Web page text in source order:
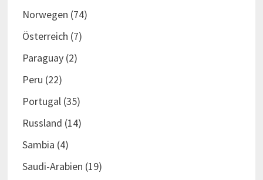
Norwegen (74)
Österreich (7)
Paraguay(2)
Peru (22)
Portugal(35)
Russland (14)
Sambia (4)
Saudi-Arabien (19)